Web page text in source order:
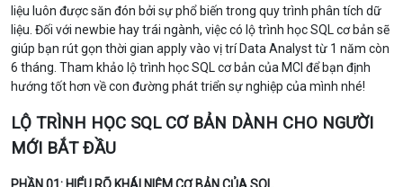
liệu luôn được săn đón bởi sự phổ biến trong quy trình phân tích dữ
liệu. Đối với newbie hay trái ngành, việc có lộ trình học SQL cơ bản sẽ
giúp bạn rút gọn thời gian apply vào vị trí Data Analyst từ 1 năm còn
6 tháng. Tham khảo lộ trình học SQL cơ bản của MCI để bạn định
hướng tốt hơn về con đường phát triển sự nghiệp của mình nhé!
LỘ TRÌNH HỌC SQL CƠ BẢN DÀNH CHO NGƯỜI
MỚI BẮT ĐẦU